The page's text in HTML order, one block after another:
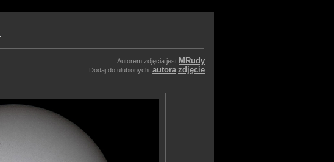
Autorem zdjęcia jest MRudy
Dodaj do ulubionych: autora zdjęcie